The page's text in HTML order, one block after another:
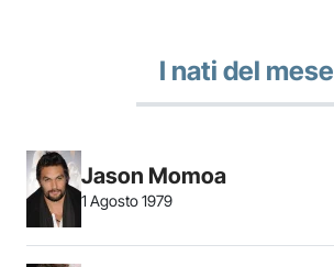
I nati del mese
Jason Momoa
1 Agosto 1979